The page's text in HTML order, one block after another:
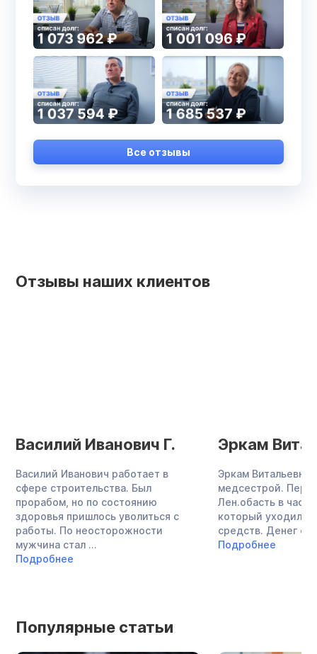
Все отзывы
Отзывы наших клиентов
Василий Иванович Г.
Василий Иванович работает в
сфере строительства. Был
прорабом, но по состоянию
здоровья пришлось уволиться с
работы. По неосторожности
мужчина стал ...
Подробнее
Эркам
Эркам Витальевна
медсестрой.
Лен.обасть в
который уходило
средств. Денег
Подробнее
Популярные статьи